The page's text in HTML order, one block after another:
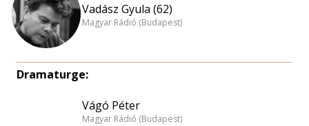
Vadász Gyula (62)
Magyar Rádió (Budapest)
Dramaturge:
Vágó Péter
Magyar Rádió (Budapest)